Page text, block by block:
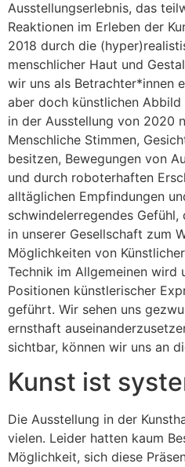
Ausstellungserlebnis, das
Reaktionen im Erleben der
2018 durch die
menschlicher Haut und
wir uns als Betrachter*innen
aber doch künstlichen
in der Ausstellung von 2020
Menschliche Stimmen,
besitzen, Bewegungen von
und durch roboterhaften
alltäglichen Empfindungen
schwindelerregendes
in unserer Gesellschaft zum
Möglichkeiten von
Technik im Allgemeinen wird
Positionen künstlerischer
geführt. Wir sehen uns
ernsthaft
sichtbar, können wir uns an
Kunst ist
Die Ausstellung in der
vielen. Leider hatten kaum
Möglichkeit, sich diese